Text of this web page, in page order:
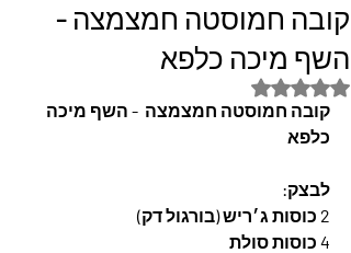
קובה חמוסטה חמצמצה -
השף מיכה כלפא
דירוג של NaN מתוך 5 כוכבים
קובה חמוסטה חמצמצה  - השף מיכה
כלפא
לבצק:
2 כוסות ג׳ריש (בורגול דק)
4 כוסות סולת